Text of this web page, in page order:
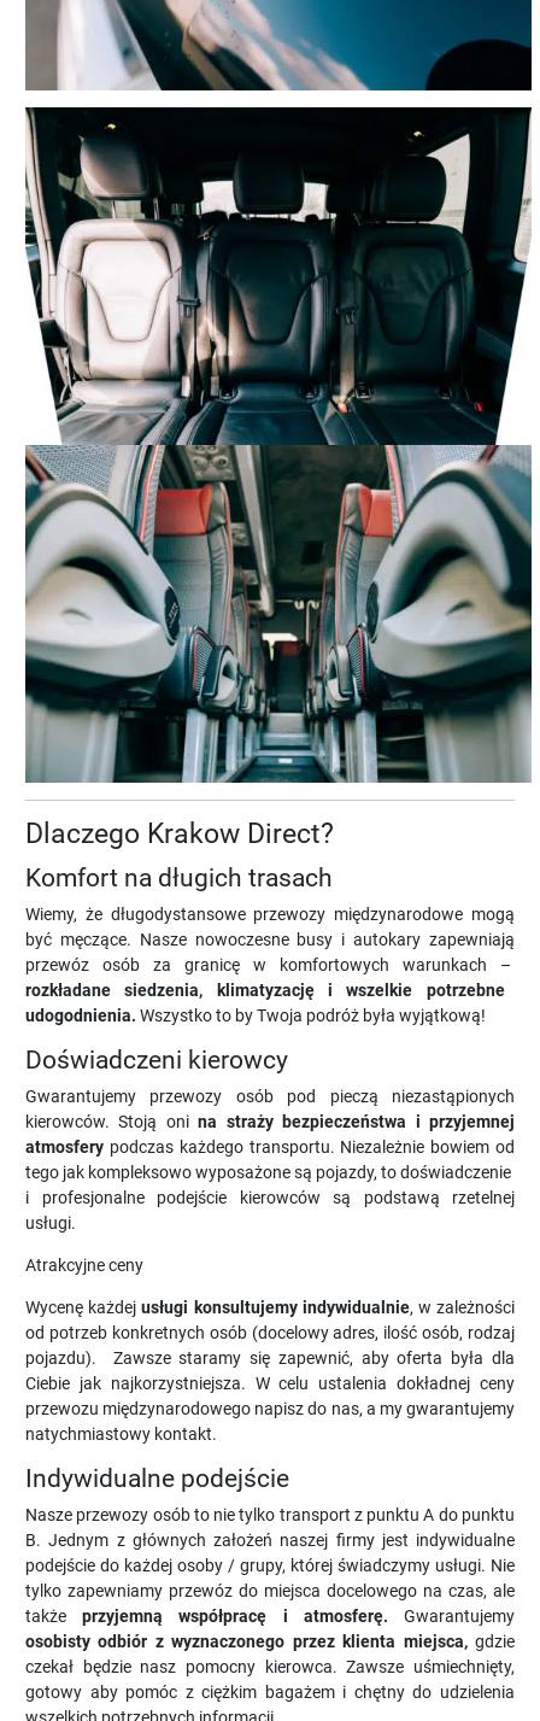
Dlaczego Krakow Direct?
Komfort na długich trasach
Wiemy, że długodystansowe przewozy międzynarodowe mogą
być męczące. Nasze nowoczesne busy i autokary zapewniają
przewóz osób za granicę w komfortowych warunkach –
rozkładane siedzenia, klimatyzację i wszelkie potrzebne
udogodnienia. Wszystko to by Twoja podróż była wyjątkową!
Doświadczeni kierowcy
Gwarantujemy przewozy osób pod pieczą niezastąpionych
kierowców. Stoją onina straży bezpieczeństwa i przyjemnej
atmosfery podczas każdego transportu. Niezależnie bowiem od
tego jak kompleksowo wyposażone są pojazdy, to doświadczenie
i profesjonalne podejście kierowców są podstawą rzetelnej
usługi.
Atrakcyjne ceny
Wycenę każdej usługi konsultujemy indywidualnie, w zależności
od potrzeb konkretnych osób (docelowy adres, ilość osób, rodzaj
pojazdu). Zawsze staramy się zapewnić, aby oferta była dla
Ciebie jak najkorzystniejsza. W celu ustalenia dokładnej ceny
przewozu międzynarodowego napisz do nas, a my gwarantujemy
natychmiastowy kontakt.
Indywidualne podejście
Nasze przewozy osób to nie tylko transport z punktu A do punktu
B. Jednym z głównych założeń naszej firmy jest indywidualne
podejście do każdej osoby / grupy, której świadczymy usługi. Nie
tylko zapewniamy przewóz do miejsca docelowego na czas, ale
takżeprzyjemną współpracę i atmosferę. Gwarantujemy
osobisty odbiór z wyznaczonego przez klienta miejsca,gdzie
czekał będzie nasz pomocny kierowca. Zawsze uśmiechnięty,
gotowy aby pomóc z ciężkim bagażem i chętny do udzielenia
wszelkich potrzebnych informacji.